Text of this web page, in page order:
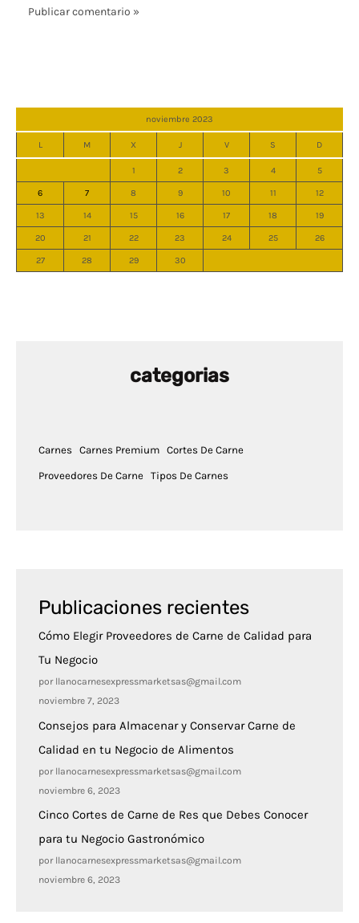
noviembre 2023
L M X J V S D
1 2 3 4 5
6 7 8 9 10 11 12
13 14 15 16 17 18 19
20 21 22 23 24 25 26
27 28 29 30
categorias
Carnes Carnes Premium Cortes De Carne
Proveedores De Carne Tipos De Carnes
Publicaciones recientes
Cómo Elegir Proveedores de Carne de Calidad para
Tu Negocio
por llanocarnesexpressmarketsas@gmail.com
noviembre 7, 2023
Consejos para Almacenar y Conservar Carne de
Calidad en tu Negocio de Alimentos
por llanocarnesexpressmarketsas@gmail.com
noviembre 6, 2023
Cinco Cortes de Carne de Res que Debes Conocer
para tu Negocio Gastronómico
por llanocarnesexpressmarketsas@gmail.com
noviembre 6, 2023